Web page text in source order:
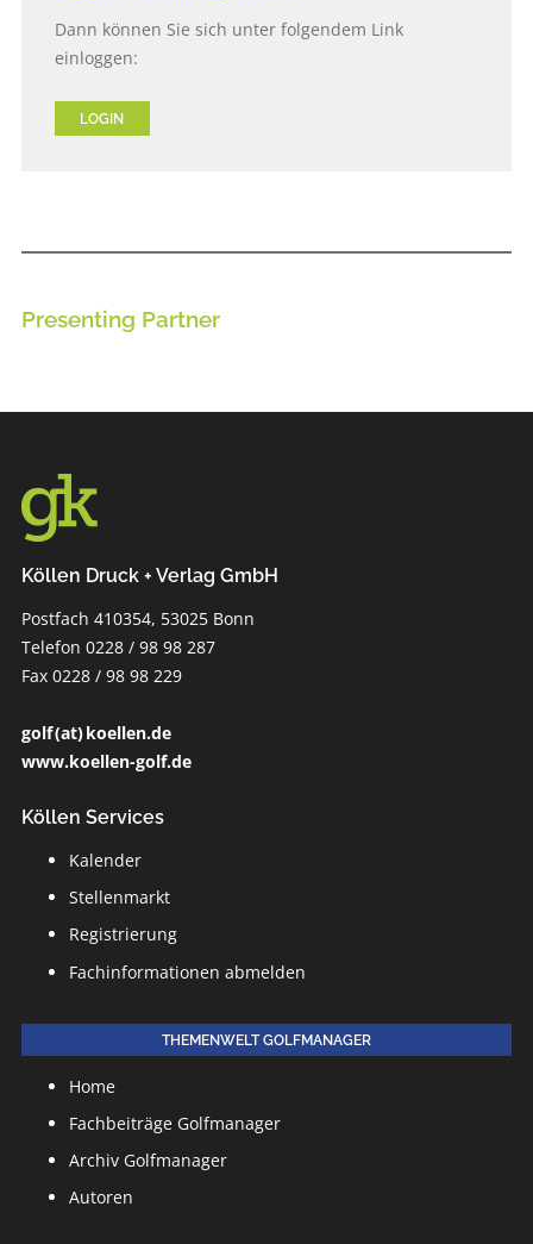
Dann können Sie sich unter folgendem Link
einloggen:
LOGIN
Presenting Partner
Köllen Druck + Verlag GmbH
Postfach 410354, 53025 Bonn
Telefon 0228 / 98 98 287
Fax 0228 / 98 98 229
golf (at) koellen.de
www.koellen-golf.de
Köllen Services
Kalender
Stellenmarkt
Registrierung
Fachinformationen abmelden
THEMENWELT GOLFMANAGER
Home
Fachbeiträge Golfmanager
Archiv Golfmanager
Autoren